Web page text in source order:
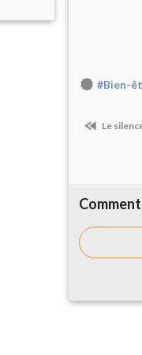
#Bien-
Le